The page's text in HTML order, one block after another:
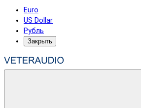
Euro
US Dollar
Рубль
Закрыть